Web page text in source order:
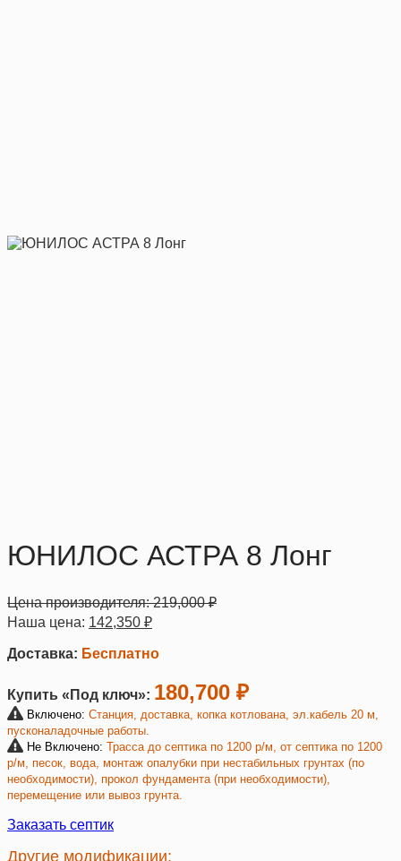
ЮНИЛОС АСТРА 8 Лонг
Цена производителя:219,000₽
Наша цена: 142,350 ₽
Доставка: Бесплатно
Купить «Под ключ»: 180,700 ₽
Включено: Станция, доставка, копка котлована, эл.кабель 20 м,
пусконаладочные работы.
Не Включено: Трасса до септика по 1200 р/м, от септика по 1200
р/м, песок, вода, монтаж опалубки при нестабильных грунтах (по
необходимости), прокол фундамента (при необходимости),
перемещение или вывоз грунта.
Заказать септик
Другие модификации: